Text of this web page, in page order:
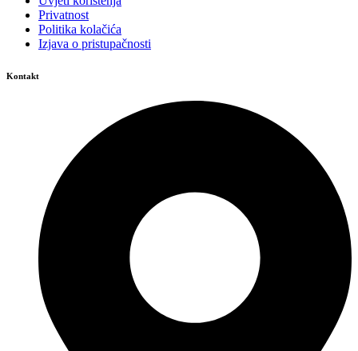
Privatnost
Politika kolačića
Izjava o pristupačnosti
Kontakt